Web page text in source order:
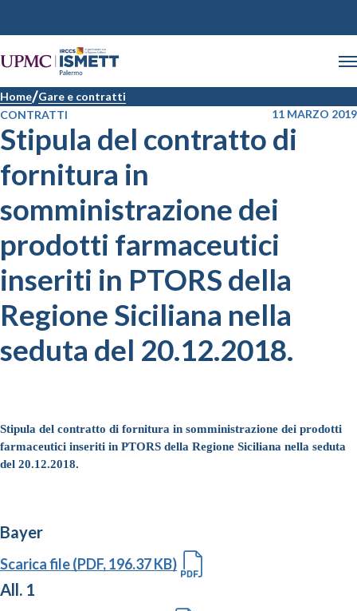
Home Gare e contratti
CONTRATTI
11 MARZO 2019
Stipula del contratto di
fornitura in
somministrazione dei
prodotti farmaceutici
inseriti in PTORS della
Regione Siciliana nella
seduta del 20.12.2018.
Stipula del contratto di fornitura in somministrazione dei prodotti
farmaceutici inseriti in PTORS della Regione Siciliana nella seduta
del 20.12.2018.
Bayer
Scarica file (PDF, 196.37 KB)
All. 1